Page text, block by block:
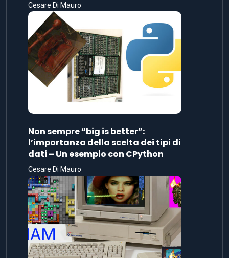
Cesare Di Mauro
Non sempre “big is better”:
l’importanza della scelta dei tipi di
dati – Un esempio con CPython
Cesare Di Mauro